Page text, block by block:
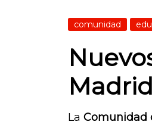
comunidad
La Comunidad